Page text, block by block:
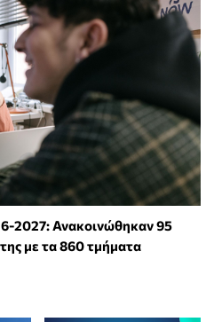
2027: Ανακοινώθηκαν 95
με τα 860 τμήματα